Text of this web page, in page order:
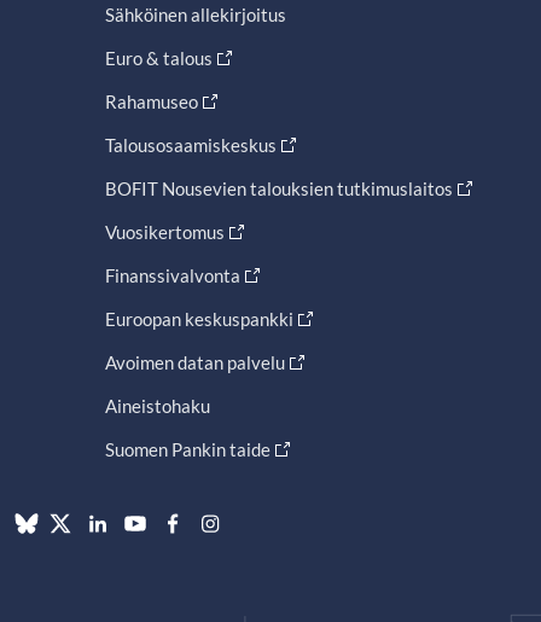
Sähköinen allekirjoitus
Euro & talous
Rahamuseo
Talousosaamiskeskus
BOFIT Nousevien talouksien tutkimuslaitos
Vuosikertomus
Finanssivalvonta
Euroopan keskuspankki
Avoimen datan palvelu
Aineistohaku
Suomen Pankin taide